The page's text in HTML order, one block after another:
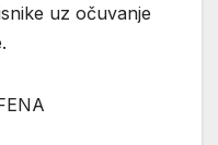
uz očuvanje